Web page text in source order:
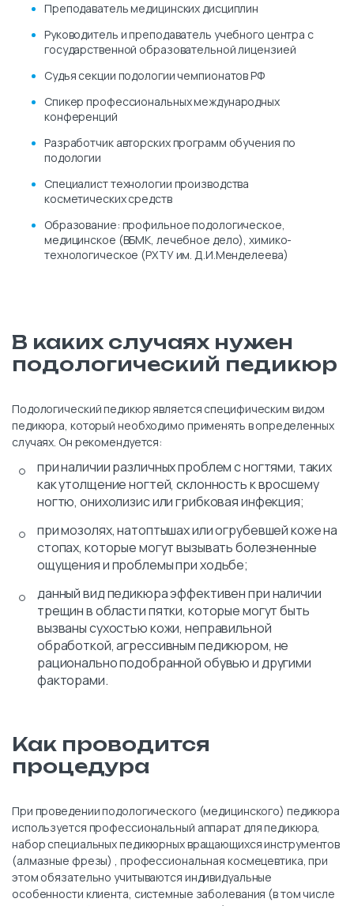
Преподаватель медицинских дисциплин
Руководитель и преподаватель учебного центра с
государственной образовательной лицензией
Судья секции подологии чемпионатов РФ
Спикер профессиональных международных
конференций
Разработчик авторских программ обучения по
подологии
Специалист технологии производства
косметических средств
Образование: профильное подологическое,
медицинское (ВБМК, лечебное дело), химико-
технологическое (РХТУ им. Д.И.Менделеева)
В каких случаях нужен
подологический педикюр
Подологический педикюр является специфическим видом
педикюра, который необходимо применять в определенных
случаях. Он рекомендуется:
при наличии различных проблем с ногтями, таких
как утолщение ногтей, склонность к вросшему
ногтю, онихолизис или грибковая инфекция;
при мозолях, натоптышах или огрубевшей коже на
стопах, которые могут вызывать болезненные
ощущения и проблемы при ходьбе;
данный вид педикюра эффективен при наличии
трещин в области пятки, которые могут быть
вызваны сухостью кожи, неправильной
обработкой, агрессивным педикюром, не
рационально подобранной обувью и другими
факторами.
Как проводится
процедура
При проведении подологического (медицинского) педикюра
используется профессиональный аппарат для педикюра,
набор специальных педикюрных вращающихся инструментов
(алмазные фрезы) , профессиональная космецевтика, при
этом обязательно учитываются индивидуальные
особенности клиента, системные заболевания (в том числе